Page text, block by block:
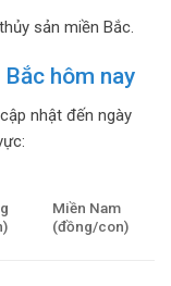
sản miền Bắc.
hôm nay
nhật đến ngày
Miền Nam
(đồng/con)